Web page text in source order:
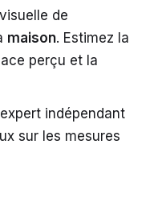
de
maison. Estimez la
perçu et la
expert indépendant
sur les mesures